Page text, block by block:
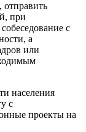
при
с
а
или
населения
с
проекты на